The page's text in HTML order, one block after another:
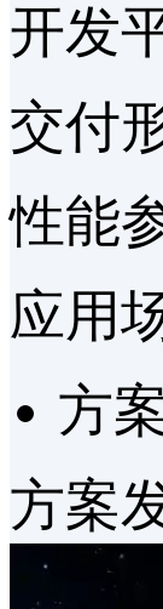
开发
交付
性能
应用
方
方案